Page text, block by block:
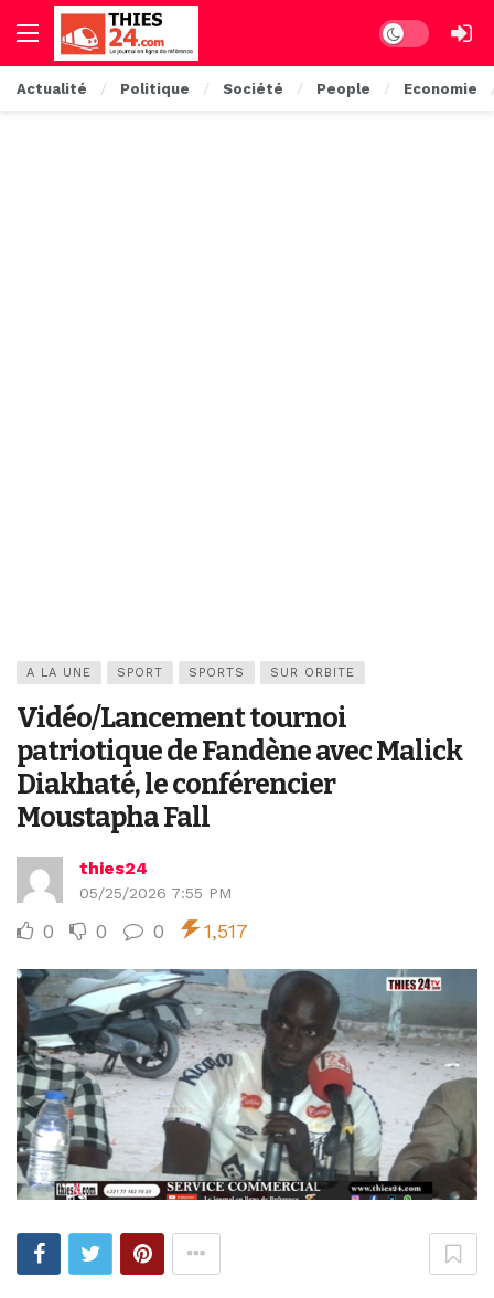
Dark mode
Actualité Politique Société People Economie
A LA UNE SPORT SPORTS SUR ORBITE
Vidéo/Lancement tournoi
patriotique de Fandène avec Malick
Diakhaté, le conférencier
Moustapha Fall
thies24
05/25/2026 7:55 PM
0 0 0 1,517